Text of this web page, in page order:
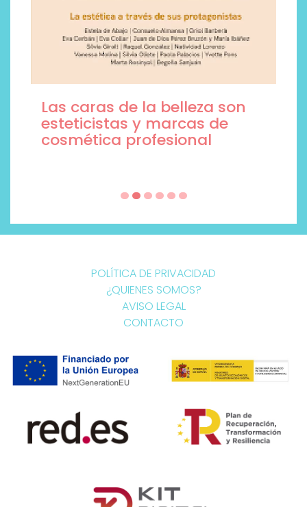
Las caras de la belleza son
esteticistas y marcas de
cosmética profesional
POLÍTICA DE PRIVACIDAD
¿QUIENES SOMOS?
AVISO LEGAL
CONTACTO